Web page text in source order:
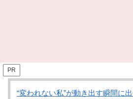
PR
“変われない私”が動き出す瞬間に出